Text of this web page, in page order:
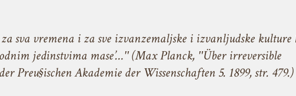
sva vremena i za sve izvanzemaljske i izvanljudske
jedinstvima mase’…ʺ (Max Planck, ʺÜber irreversible
Preu§ischen Akademie der Wissenschaften 5. 1899, str. 479.)